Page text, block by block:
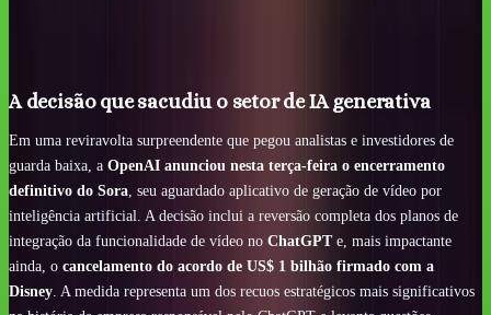
A decisão que sacudiu o setor de IA generativa
Em uma reviravolta surpreendente que pegou analistas e investidores de
guarda baixa, a OpenAI anunciou nesta terça-feira o encerramento
definitivo do Sora , seu aguardado aplicativo de geração de vídeo por
inteligência artificial. A decisão inclui a reversão completa dos planos de
integração da funcionalidade de vídeo no ChatGPTe, mais impactante
ainda, o cancelamento do acordo de US$ 1 bilhão firmado com a
Disney . A medida representa um dos recuos estratégicos mais significativos